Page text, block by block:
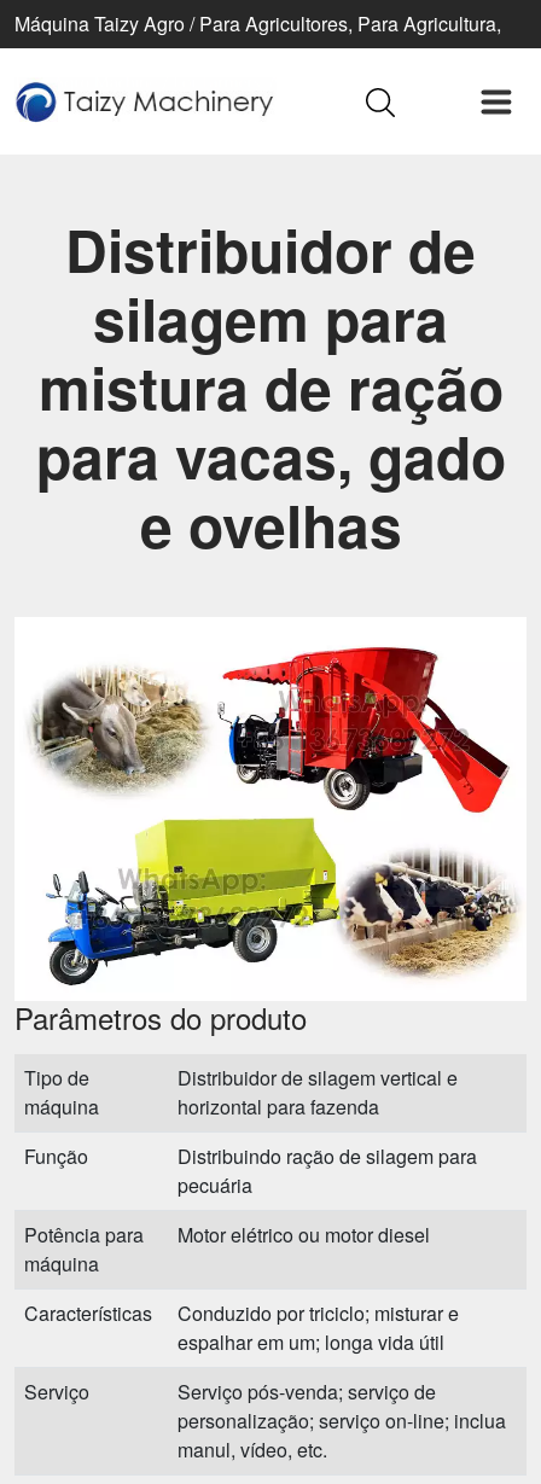
Máquina Taizy Agro / Para Agricultores, Para Agricultura,
Distribuidor de
silagem para
mistura de ração
para vacas, gado
e ovelhas
Parâmetros do produto
Tipo de
máquina
Distribuidor de silagem vertical e
horizontal para fazenda
Função
Distribuindo ração de silagem para
pecuária
Potência para
máquina
Motor elétrico ou motor diesel
Características
Conduzido por triciclo; misturar e
espalhar em um; longa vida útil
Serviço
Serviço pós-venda; serviço de
personalização; serviço on-line; inclua
manul, vídeo, etc.